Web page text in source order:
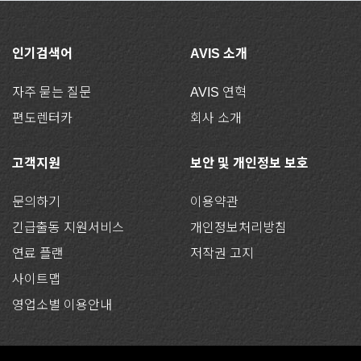
인기검색어
자주 묻는 질문
편도렌터카
AVIS 소개
AVIS 연혁
회사 소개
고객지원
문의하기
긴급출동 지원서비스
연료 플랜
사이트맵
영업소별 이용안내
보안 및 개인정보 보호
이용약관
개인정보처리방침
저작권 고지